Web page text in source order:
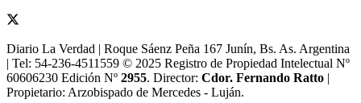
Diario La Verdad | Roque Sáenz Peña 167 Junín, Bs. As. Argentina
| Tel: 54-236-4511559 © 2025 Registro de Propiedad Intelectual Nº
60606230 Edición Nº 2955. Director:​ Cdor. Fernando Ratto |
Propietario:​ Arzobispado de Mercedes - Luján.